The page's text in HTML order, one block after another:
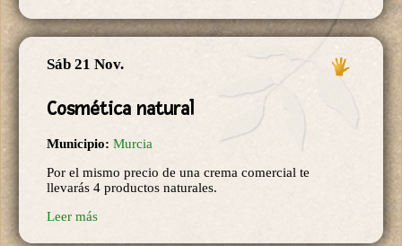
Sáb 21 Nov.
Cosmética natural
Municipio: Murcia
Por el mismo precio de una crema comercial te
llevarás 4 productos naturales.
Leer más